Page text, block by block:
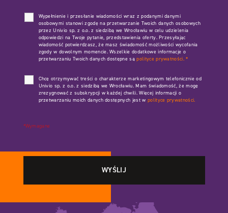
Wypełnienie i przesłanie wiadomości wraz z podanymi danymi
osobowymi stanowi zgodę na przetwarzanie Twoich danych osobowych
przez Univio sp. z o.o. z siedzibą we Wrocławiu w celu udzielenia
odpowiedzi na Twoje pytanie, przedstawienia oferty. Przesyłając
wiadomość potwierdzasz, że masz świadomość możliwości wycofania
zgody w dowolnym momencie. Wszelkie dodatkowe informacje o
przetwarzaniu Twoich danych dostępne sąpolityce prywatności. *
Chcę otrzymywać treści o charakterze marketingowym telefonicznie od
Univio sp. z o.o. z siedzibą we Wrocławiu. Mam świadomość, że mogę
zrezygnować z subskrypcji w każdej chwili. Więcej informacji o
przetwarzaniu moich danych dostępnych jest w polityce prywatności.
*Wymagane